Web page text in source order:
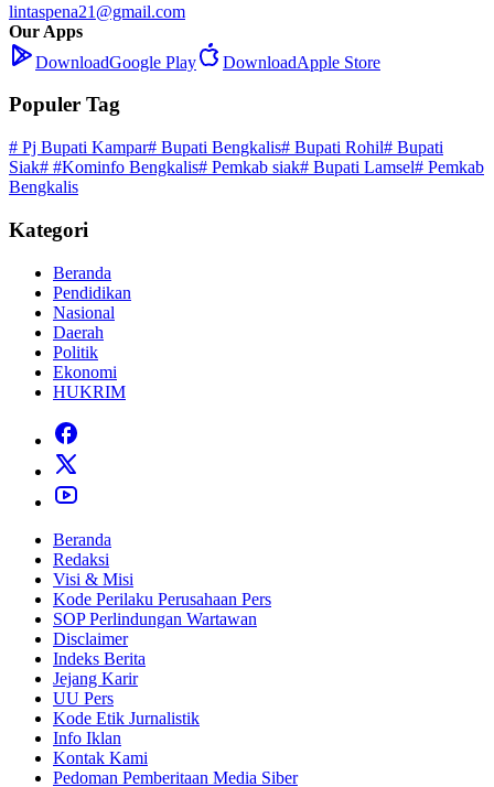
lintaspena21@gmail.com
Our Apps
DownloadGoogle Play DownloadApple Store
Populer Tag
# Pj Bupati Kampar# Bupati Bengkalis# Bupati Rohil# Bupati
Siak# #Kominfo Bengkalis# Pemkab siak# Bupati Lamsel# Pemkab
Bengkalis
Kategori
Beranda
Pendidikan
Nasional
Daerah
Politik
Ekonomi
HUKRIM
Beranda
Redaksi
Visi & Misi
Kode Perilaku Perusahaan Pers
SOP Perlindungan Wartawan
Disclaimer
Indeks Berita
Jejang Karir
UU Pers
Kode Etik Jurnalistik
Info Iklan
Kontak Kami
Pedoman Pemberitaan Media Siber